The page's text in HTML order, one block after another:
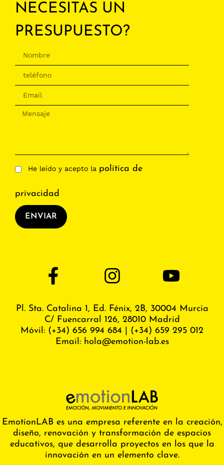
NECESITAS UN
PRESUPUESTO?
He leído y acepto la política de
privacidad
ENVIAR
EmotionLAB es una empresa referente en la creación,
diseño, renovación y transformación de espacios
educativos, que desarrolla proyectos en los que la
innovación en un elemento clave.
Pl. Sta. Catalina 1, Ed. Fénix, 2B, 30004 Murcia
C/ Fuencarral 126, 28010 Madrid
Móvil: (+34) 656 994 684
(+34) 659 295 012
Email: hola@emotion-lab.es